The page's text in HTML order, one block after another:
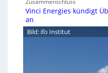
Zusammenschluss
Vinci Energies kündigt
an
Bild: ifo Institut